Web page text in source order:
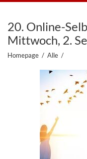
20. Online-
Mittwoch, 2.
Homepage / Alle /